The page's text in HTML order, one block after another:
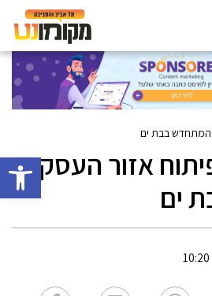
פתח
המתחדש בבת ים
אזור העסקים
ים